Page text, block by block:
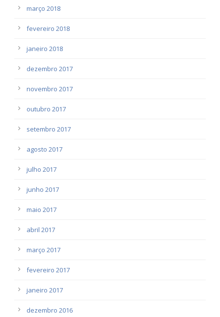
março 2018
fevereiro 2018
janeiro 2018
dezembro 2017
novembro 2017
outubro 2017
setembro 2017
agosto 2017
julho 2017
junho 2017
maio 2017
abril 2017
março 2017
fevereiro 2017
janeiro 2017
dezembro 2016